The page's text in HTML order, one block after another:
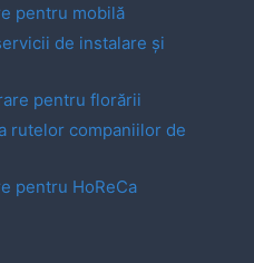
pentru mobilă
de instalare și
pentru florării
rutelor companiilor de
pentru HoReCa